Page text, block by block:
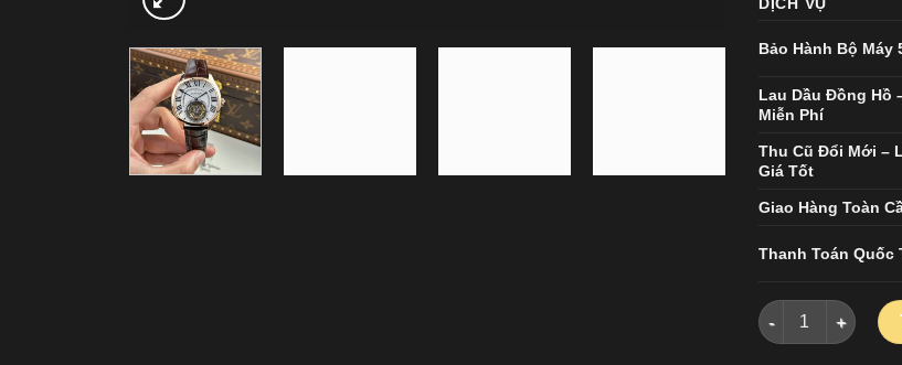
Bảo Hành Bộ Máy
Lau Dầu Đồng Hồ
Miễn Phí
Thu Cũ Đổi Mới –
Giá Tốt
Giao Hàng Toàn
Thanh Toán Quốc
ĐỒNG HỒ